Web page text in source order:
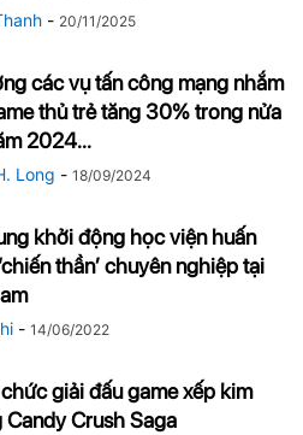
- 20/11/2025
các vụ tấn công mạng nhắm
thủ trẻ tăng 30% trong nửa
2024...
Long - 18/09/2024
khởi động học viện huấn
thần’ chuyên nghiệp tại
- 14/06/2022
giải đấu game xếp kim
Candy Crush Saga